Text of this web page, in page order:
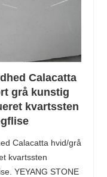
Calacatta
grå kunstig
kvartssten
Calacatta hvid/grå
kvartssten
YEYANG STONE